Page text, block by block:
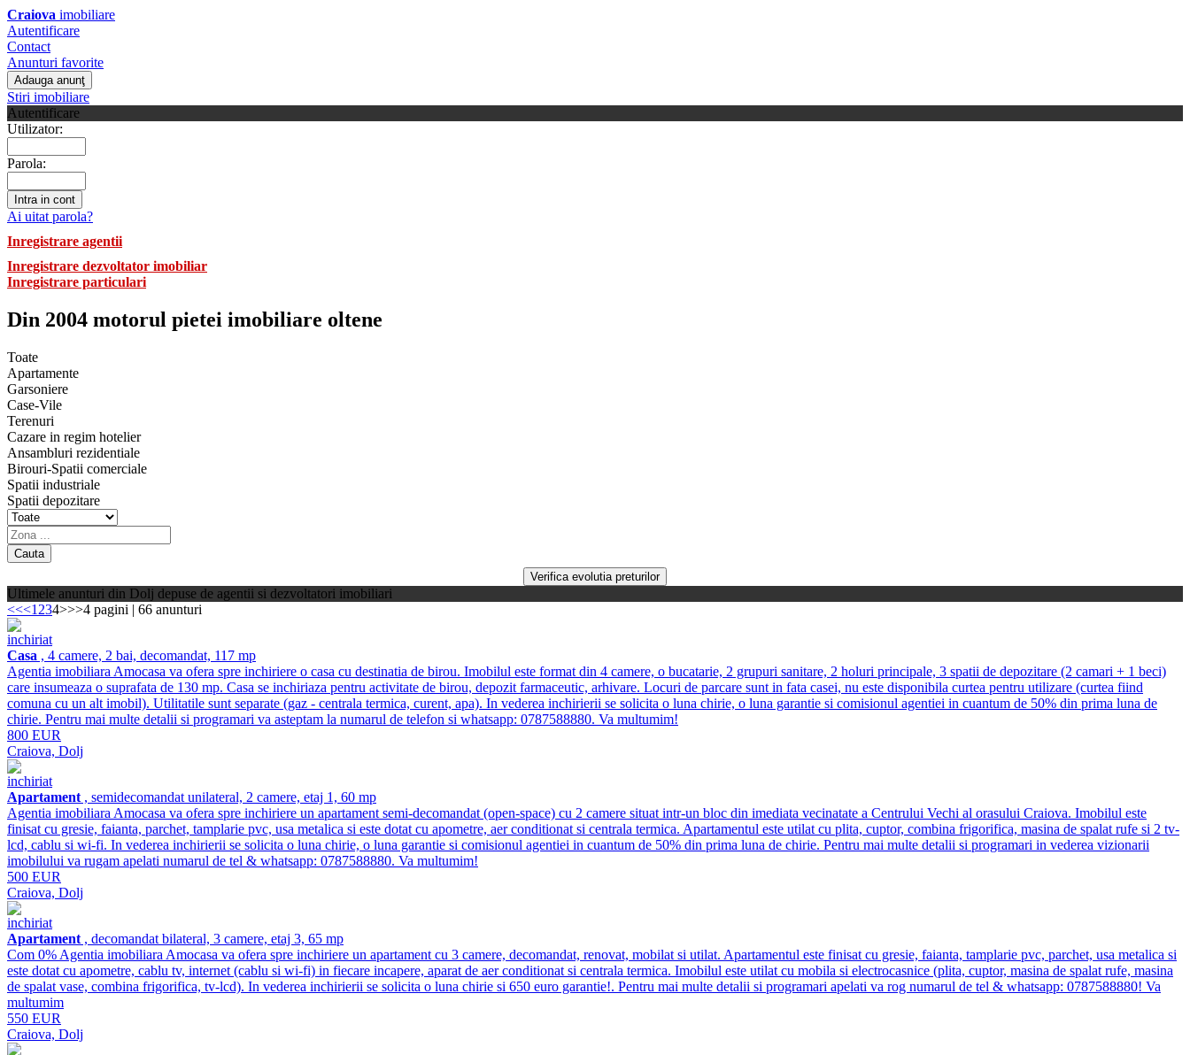
Craiova imobiliare
Autentificare
Contact
Anunturi favorite
Stiri imobiliare
Autentificare
Utilizator:
Parola:
Ai uitat parola?
Inregistrare agentii
Inregistrare dezvoltator imobiliar
Inregistrare particulari
Din 2004 motorul pietei imobiliare oltene
Toate
Apartamente
Garsoniere
Case-Vile
Terenuri
Cazare in regim hotelier
Ansambluri rezidentiale
Birouri-Spatii comerciale
Spatii industriale
Spatii depozitare
Ultimele anunturi din Dolj depuse de agentii si dezvoltatori imobiliari
<<<1 234>>>4 pagini | 66 anunturi
inchiriat
Casa , 4 camere, 2 bai, decomandat, 117 mp
Agentia imobiliara Amocasa va ofera spre inchiriere o casa cu destinatia de birou. Imobilul este format din 4 camere, o bucatarie, 2 grupuri sanitare, 2 holuri principale, 3 spatii de depozitare (2 camari + 1 beci)
care insumeaza o suprafata de 130 mp. Casa se inchiriaza pentru activitate de birou, depozit farmaceutic, arhivare. Locuri de parcare sunt in fata casei, nu este disponibila curtea pentru utilizare (curtea fiind
comuna cu un alt imobil). Utilitatile sunt separate (gaz - centrala termica, curent, apa). In vederea inchirierii se solicita o luna chirie, o luna garantie si comisionul agentiei in cuantum de 50% din prima luna de
chirie. Pentru mai multe detalii si programari va asteptam la numarul de telefon si whatsapp: 0787588880. Va multumim!
800 EUR
Craiova, Dolj
inchiriat
Apartament , semidecomandat unilateral, 2 camere, etaj 1, 60 mp
Agentia imobiliara Amocasa va ofera spre inchiriere un apartament semi-decomandat (open-space) cu 2 camere situat intr-un bloc din imediata vecinatate a Centrului Vechi al orasului Craiova. Imobilul este
finisat cu gresie, faianta, parchet, tamplarie pvc, usa metalica si este dotat cu apometre, aer conditionat si centrala termica. Apartamentul este utilat cu plita, cuptor, combina frigorifica, masina de spalat rufe si 2 tv-
lcd, cablu si wi-fi. In vederea inchirierii se solicita o luna chirie, o luna garantie si comisionul agentiei in cuantum de 50% din prima luna de chirie. Pentru mai multe detalii si programari in vederea vizionarii
imobilului va rugam apelati numarul de tel & whatsapp: 0787588880. Va multumim!
500 EUR
Craiova, Dolj
inchiriat
Apartament , decomandat bilateral, 3 camere, etaj 3, 65 mp
Com 0% Agentia imobiliara Amocasa va ofera spre inchiriere un apartament cu 3 camere, decomandat, renovat, mobilat si utilat. Apartamentul este finisat cu gresie, faianta, tamplarie pvc, parchet, usa metalica si
este dotat cu apometre, cablu tv, internet (cablu si wi-fi) in fiecare incapere, aparat de aer conditionat si centrala termica. Imobilul este utilat cu mobila si electrocasnice (plita, cuptor, masina de spalat rufe, masina
de spalat vase, combina frigorifica, tv-lcd). In vederea inchirierii se solicita o luna chirie si 650 euro garantie!. Pentru mai multe detalii si programari apelati va rog numarul de tel & whatsapp: 0787588880! Va
multumim
550 EUR
Craiova, Dolj